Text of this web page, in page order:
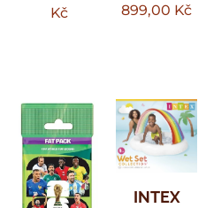
Kč
899,00 Kč
INTEX